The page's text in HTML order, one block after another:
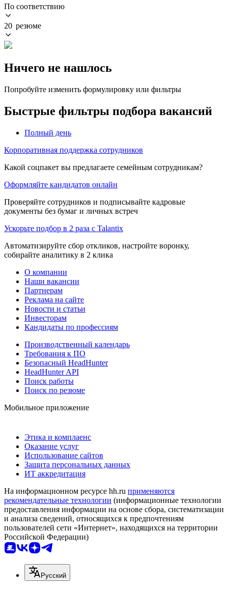
По соответствию
20 резюме
Ничего не нашлось
Попробуйте изменить формулировку или фильтры
Быстрые фильтры подбора вакансий
Полный день
Корпоративная поддержка сотрудников
Какой соцпакет вы предлагаете семейным сотрудникам?
Оформляйте кандидатов онлайн
Проверяйте сотрудников и подписывайте кадровые
документы без бумаг и личных встреч
Ускорьте подбор в 2 раза с Talantix
Автоматизируйте сбор откликов, настройте воронку,
собирайте аналитику в 2 клика
О компании
Наши вакансии
Партнерам
Реклама на сайте
Новости и статьи
Инвесторам
Кандидаты по профессиям
Производственный календарь
Требования к ПО
Безопасный HeadHunter
HeadHunter API
Поиск работы
Поиск по резюме
Мобильное приложение
Этика и комплаенс
Оказание услуг
Использование сайтов
Защита персональных данных
ИТ аккредитация
На информационном ресурсе hh.ru применяются
рекомендательные технологии (информационные технологии
предоставления информации на основе сбора, систематизации
и анализа сведений, относящихся к предпочтениям
пользователей сети «Интернет», находящихся на территории
Российской Федерации)
Русский